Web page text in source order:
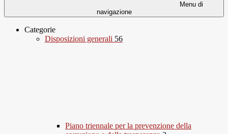
Menu di
navigazione
Categorie
Disposizioni generali 56
Piano triennale per la prevenzione della